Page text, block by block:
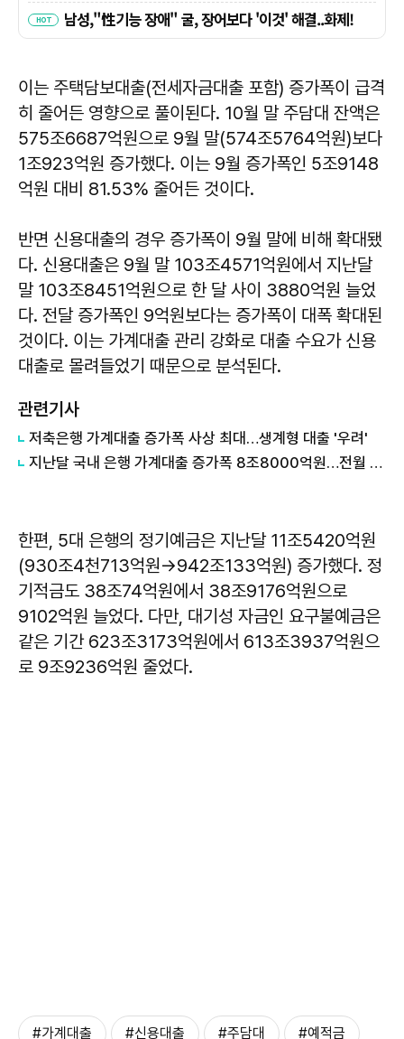
이는 주택담보대출(전세자금대출 포함) 증가폭이 급격
히 줄어든 영향으로 풀이된다. 10월 말 주담대 잔액은
575조6687억원으로 9월 말(574조5764억원)보다
1조923억원 증가했다. 이는 9월 증가폭인 5조9148
억원 대비 81.53% 줄어든 것이다.
반면 신용대출의 경우 증가폭이 9월 말에 비해 확대됐
다. 신용대출은 9월 말 103조4571억원에서 지난달
말 103조8451억원으로 한 달 사이 3880억원 늘었
다. 전달 증가폭인 9억원보다는 증가폭이 대폭 확대된
것이다. 이는 가계대출 관리 강화로 대출 수요가 신용
대출로 몰려들었기 때문으로 분석된다.
관련기사
저축은행 가계대출 증가폭 사상 최대…생계형 대출 '우려'
지난달 국내 은행 가계대출 증가폭 8조8000억원…전월 대비 2배 이상 증가
한편, 5대 은행의 정기예금은 지난달 11조5420억원
(930조4천713억원→942조133억원) 증가했다. 정
기적금도 38조74억원에서 38조9176억원으로
9102억원 늘었다. 다만, 대기성 자금인 요구불예금은
같은 기간 623조3173억원에서 613조3937억원으
로 9조9236억원 줄었다.
#가계대출 #신용대출 #주담대 #예적금